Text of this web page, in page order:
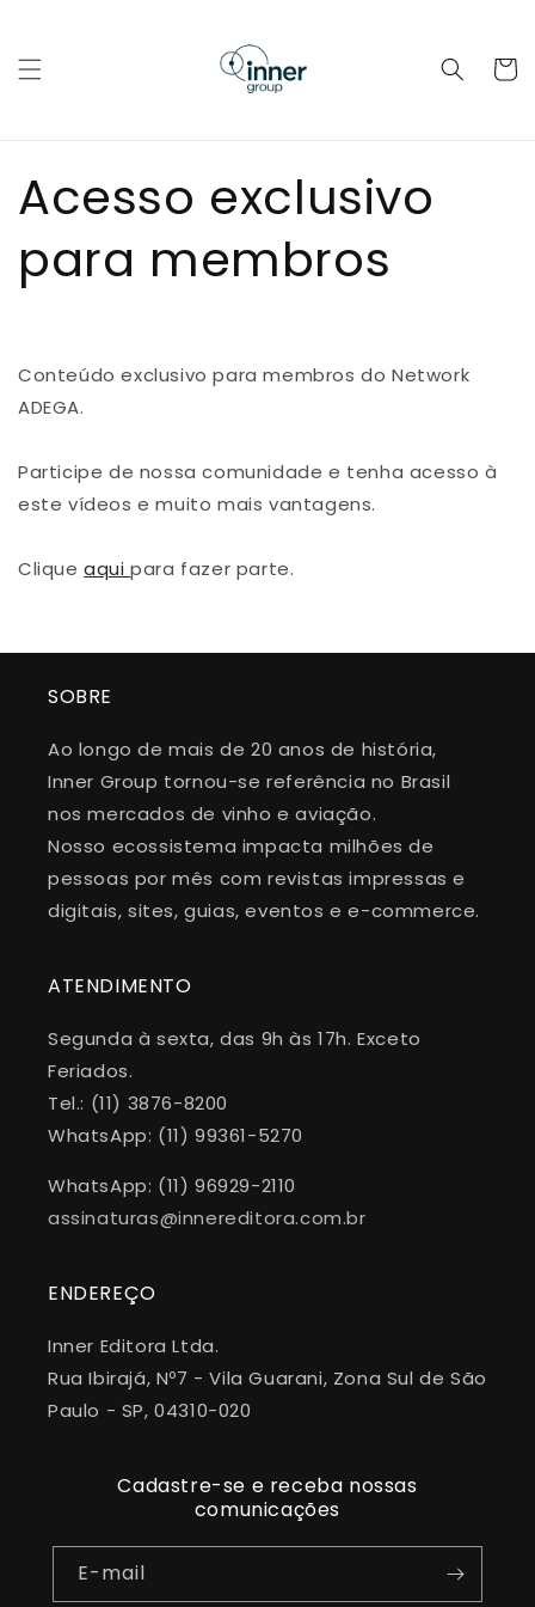
Acesso exclusivo
para membros
Conteúdo exclusivo para membros do Network
ADEGA.
Participe de nossa comunidade e tenha acesso à
este vídeos e muito mais vantagens.
Cliqueaquipara fazer parte.
SOBRE
Ao longo de mais de 20 anos de história,
Inner Group tornou-se referência no Brasil
nos mercados de vinho e aviação.
Nosso ecossistema impacta milhões de
pessoas por mês com revistas impressas e
digitais, sites, guias, eventos e e-commerce.
ATENDIMENTO
Segunda à sexta, das 9h às 17h. Exceto
Feriados.
Tel.: (11) 3876-8200
WhatsApp: (11) 99361-5270
WhatsApp: (11) 96929-2110
assinaturas@innereditora.com.br
ENDEREÇO
Inner Editora Ltda.
Rua Ibirajá, Nº7 - Vila Guarani, Zona Sul de São
Paulo - SP, 04310-020
Cadastre-se e receba nossas
comunicações
E-mail